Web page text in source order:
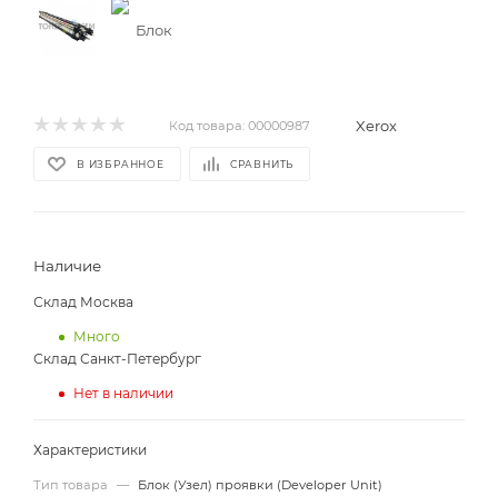
Код товара: 00000987 Xerox
В ИЗБРАННОЕ СРАВНИТЬ
Наличие
Склад Москва
Много
Склад Санкт-Петербург
Нет в наличии
Характеристики
Тип товара —
Блок (Узел) проявки (Developer Unit)